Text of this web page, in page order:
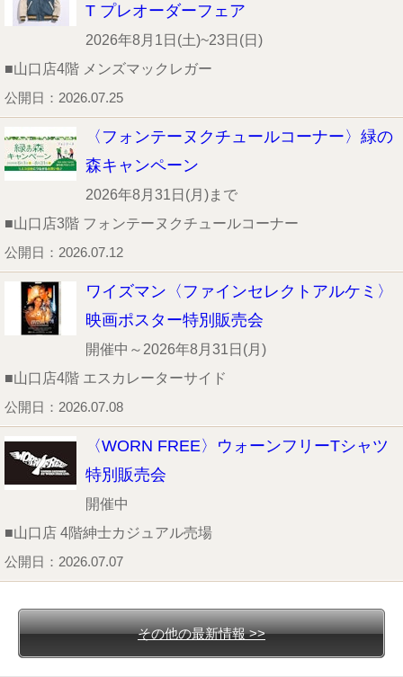
T プレオーダーフェア
2026年8月1日(土)~23日(日)
■山口店4階 メンズマックレガー
公開日：2026.07.25
〈フォンテーヌクチュールコーナー〉緑の
森キャンペーン
2026年8月31日(月)まで
■山口店3階 フォンテーヌクチュールコーナー
公開日：2026.07.12
ワイズマン〈ファインセレクトアルケミ〉
映画ポスター特別販売会
開催中～2026年8月31日(月)
■山口店4階 エスカレーターサイド
公開日：2026.07.08
〈WORN FREE〉ウォーンフリーTシャツ
特別販売会
開催中
■山口店 4階紳士カジュアル売場
公開日：2026.07.07
その他の最新情報 >>